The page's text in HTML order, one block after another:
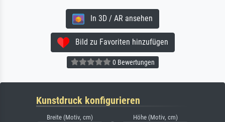
In 3D / AR ansehen
Bild zu Favoriten hinzufügen
0 Bewertungen
Kunstdruck konfigurieren
Breite (Motiv, cm) Höhe (Motiv, cm)